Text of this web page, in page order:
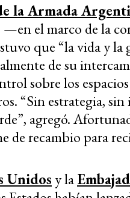
la Armada
—en el marco de la
que “la vida y la
de su
sobre los
“Sin estrategia,
agregó.
de recambio para
Unidos y la